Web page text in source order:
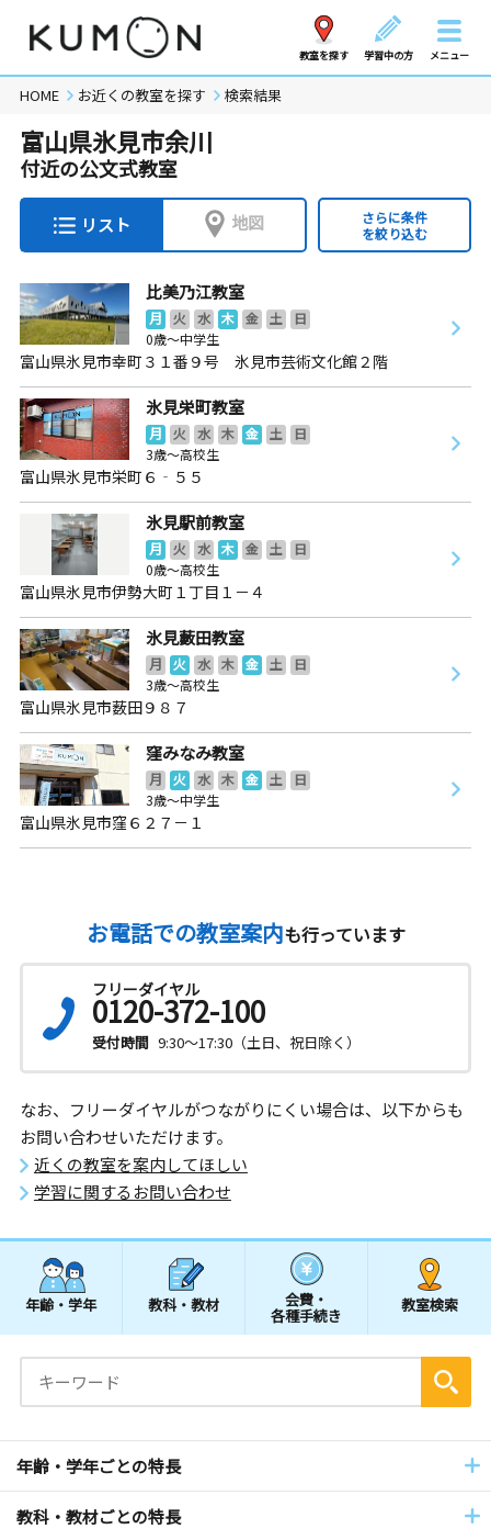
教室を探す 学習中の方 メニュー
HOME お近くの教室を探す 検索結果
富山県氷見市余川
付近の公文式教室
リスト 地図
さらに条件
を絞り込む
比美乃江教室
月 火 水 木 金 土
日
0歳～中学生
富山県氷見市幸町３１番９号 氷見市芸術文化館２階
氷見栄町教室
月 火 水 木 金 土
日
3歳～高校生
富山県氷見市栄町６‐５５
氷見駅前教室
月 火 水 木 金 土
日
0歳～高校生
富山県氷見市伊勢大町１丁目１－４
氷見藪田教室
月 火 水 木 金 土
日
3歳～高校生
富山県氷見市薮田９８７
窪みなみ教室
月 火 水 木 金 土
日
3歳～中学生
富山県氷見市窪６２７－１
お電話での教室案内も行っています
フリーダイヤル
0120-372-100
受付時間 9:30～17:30（土日、祝日除く）
なお、フリーダイヤルがつながりにくい場合は、以下からも
お問い合わせいただけます。
近くの教室を案内してほしい
学習に関するお問い合わせ
年齢・学年 教科・教材 会費・
各種手続き
教室検索
年齢・学年ごとの特長
教科・教材ごとの特長